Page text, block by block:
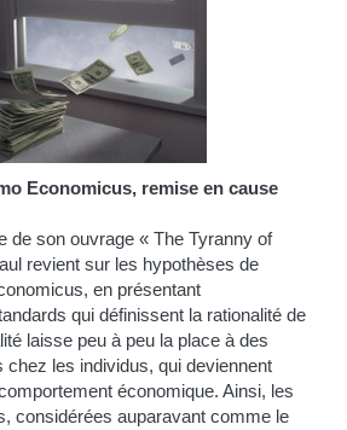
Economicus, remise en cause
de son ouvrage « The Tyranny of
revient sur les hypothèses de
en présentant
qui définissent la rationalité de
laisse peu à peu la place à des
chez les individus, qui deviennent
économique. Ainsi, les
considérées auparavant comme le